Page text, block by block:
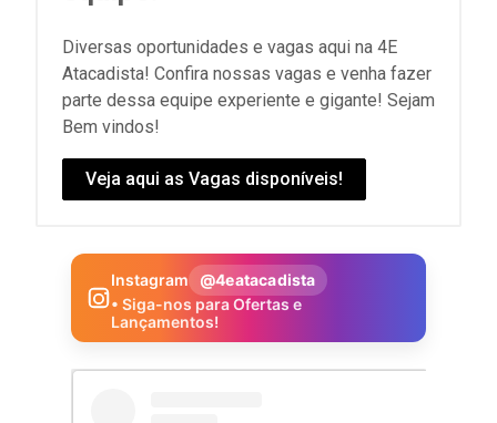
Diversas oportunidades e vagas aqui na 4E
Atacadista! Confira nossas vagas e venha fazer
parte dessa equipe experiente e gigante! Sejam
Bem vindos!
Veja aqui as Vagas disponíveis!
Instagram
@4eatacadista
• Siga-nos para Ofertas e
Lançamentos!